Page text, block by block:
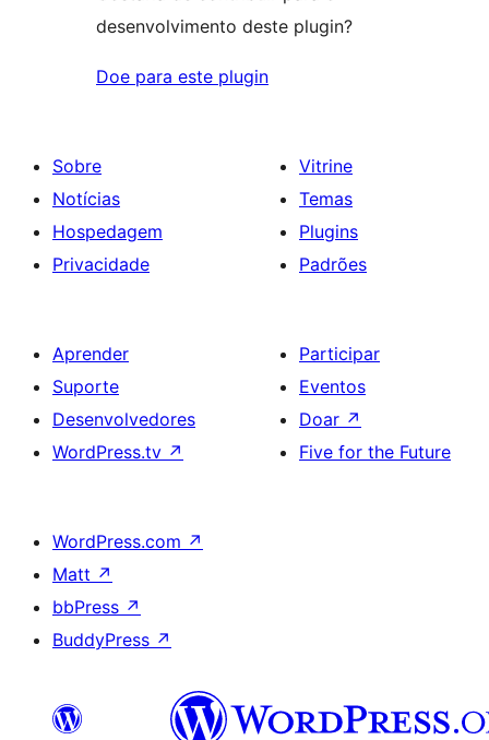
desenvolvimento deste plugin?
Doe para este plugin
Sobre
Notícias
Hospedagem
Privacidade
Vitrine
Temas
Plugins
Padrões
Aprender
Suporte
Desenvolvedores
WordPress.tv ↗
Participar
Eventos
Doar ↗
Five for the Future
WordPress.com ↗
Matt ↗
bbPress ↗
BuddyPress ↗